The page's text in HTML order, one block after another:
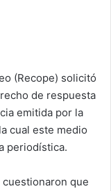
(Recope) solicitó
de respuesta
emitida por la
cual este medio
periodística.
que